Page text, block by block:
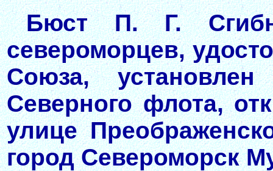
Бюст П. Г.
североморцев,
Союза,
Северного флота,
улице
город Североморск